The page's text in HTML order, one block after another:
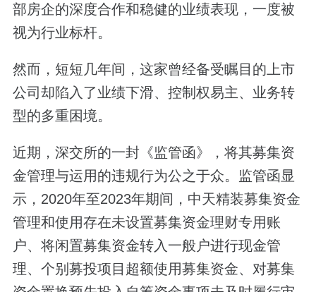
部房企的深度合作和稳健的业绩表现，一度被
视为行业标杆。
然而，短短几年间，这家曾经备受瞩目的上市
公司却陷入了业绩下滑、控制权易主、业务转
型的多重困境。
近期，深交所的一封《监管函》，将其募集资
金管理与运用的违规行为公之于众。监管函显
示，2020年至2023年期间，中天精装募集资金
管理和使用存在未设置募集资金理财专用账
户、将闲置募集资金转入一般户进行现金管
理、个别募投项目超额使用募集资金、对募集